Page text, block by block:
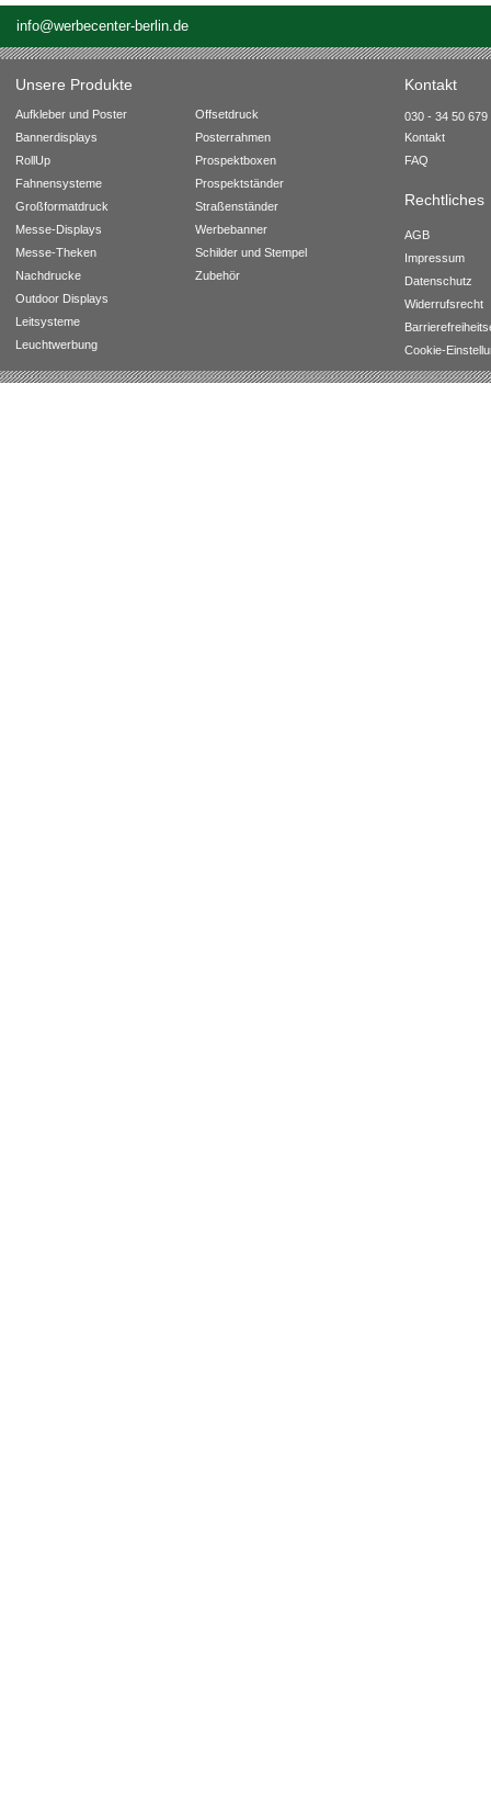
info@werbecenter-berlin.de
Unsere Produkte Kontakt
Aufkleber und Poster
Bannerdisplays
RollUp
Fahnensysteme
Großformatdruck
Messe-Displays
Messe-Theken
Nachdrucke
Outdoor Displays
Leitsysteme
Leuchtwerbung
Offsetdruck
Posterrahmen
Prospektboxen
Prospektständer
Straßenständer
Werbebanner
Schilder und Stempel
Zubehör
030 - 34 50 679
Kontakt
FAQ
Rechtliches
AGB
Impressum
Datenschutz
Widerrufsrecht
Cookie-